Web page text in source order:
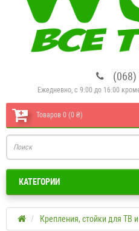
(068)
Ежедневно, с 9:00 до 16:00
Товаров 0 (0 ₴)
КАТЕГОРИИ
Крепления, стойки для ТВ